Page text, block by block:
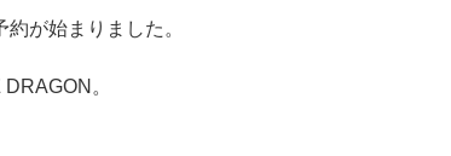
約が始まりました。
。